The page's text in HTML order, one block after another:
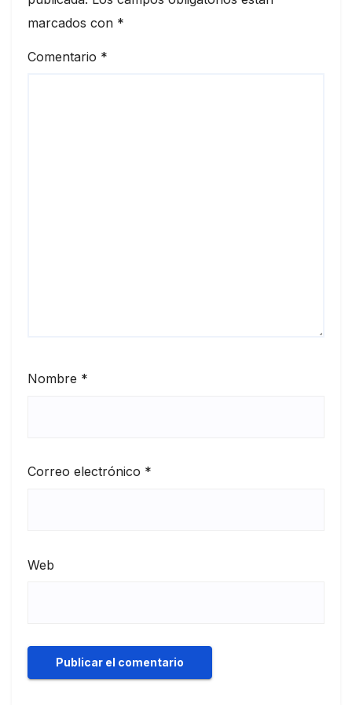
marcados con *
Comentario *
Nombre *
Correo electrónico *
Web